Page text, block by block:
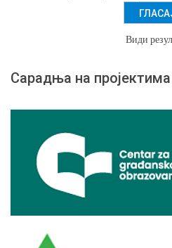
Види
Сарадња на пројектима